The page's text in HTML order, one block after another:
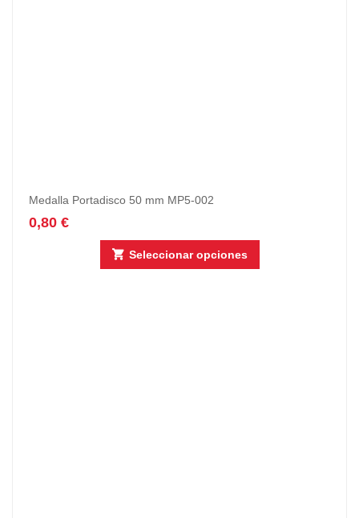
Medalla Portadisco 50 mm MP5-002
0,80 €
Seleccionar opciones